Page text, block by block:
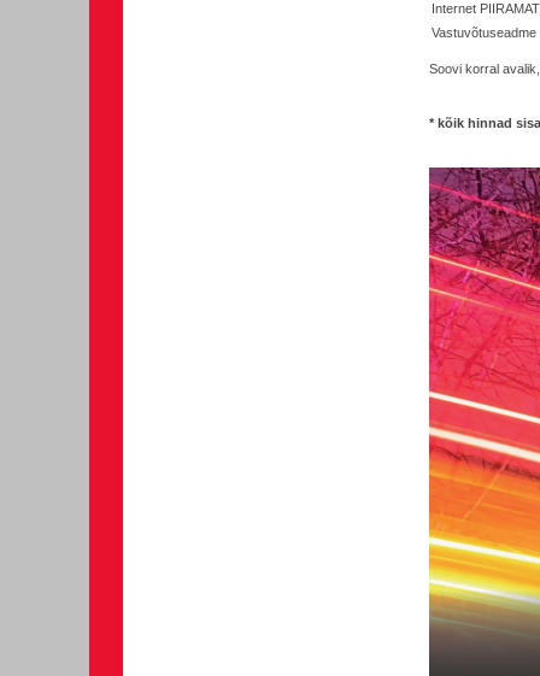
Internet
Vastuvõtuseadme
Soovi korral
* kõik hinnad